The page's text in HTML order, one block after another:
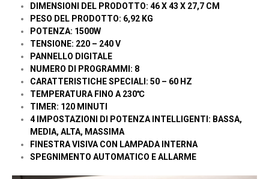
DIMENSIONI DEL PRODOTTO: 46 X 43 X 27,7 CM
PESO DEL PRODOTTO: 6,92 KG
POTENZA: 1500W
TENSIONE: 220 – 240 V
PANNELLO DIGITALE
NUMERO DI PROGRAMMI: 8
CARATTERISTICHE SPECIALI: 50 – 60 HZ
TEMPERATURA FINO A 230℃
TIMER: 120 MINUTI
4 IMPOSTAZIONI DI POTENZA INTELLIGENTI: BASSA,
MEDIA, ALTA, MASSIMA
FINESTRA VISIVA CON LAMPADA INTERNA
SPEGNIMENTO AUTOMATICO E ALLARME